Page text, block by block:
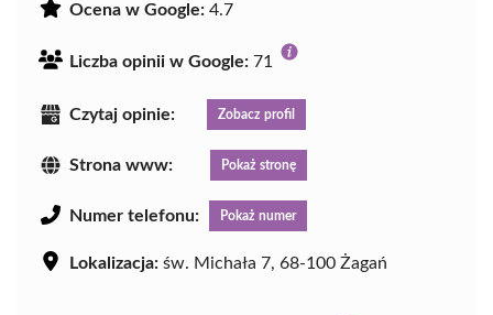
Ocena w Google: 4.7
Liczba opinii w Google: 71
Czytaj opinie: Zobacz profil
Strona www: Pokaż stronę
Numer telefonu: Pokaż numer
Lokalizacja: św. Michała 7, 68-100 Żagań